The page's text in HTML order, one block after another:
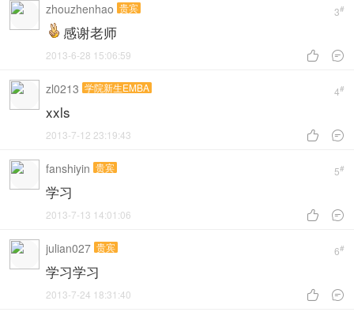
3#
zhouzhenhao 贵宾
感谢老师
 
2013-6-28 15:06:59
4#
zl0213 学院新生EMBA
xxls
 
2013-7-12 23:19:43
5#
fanshiyin 贵宾
学习
 
2013-7-13 14:01:06
6#
julian027 贵宾
学习学习
 
2013-7-24 18:31:40